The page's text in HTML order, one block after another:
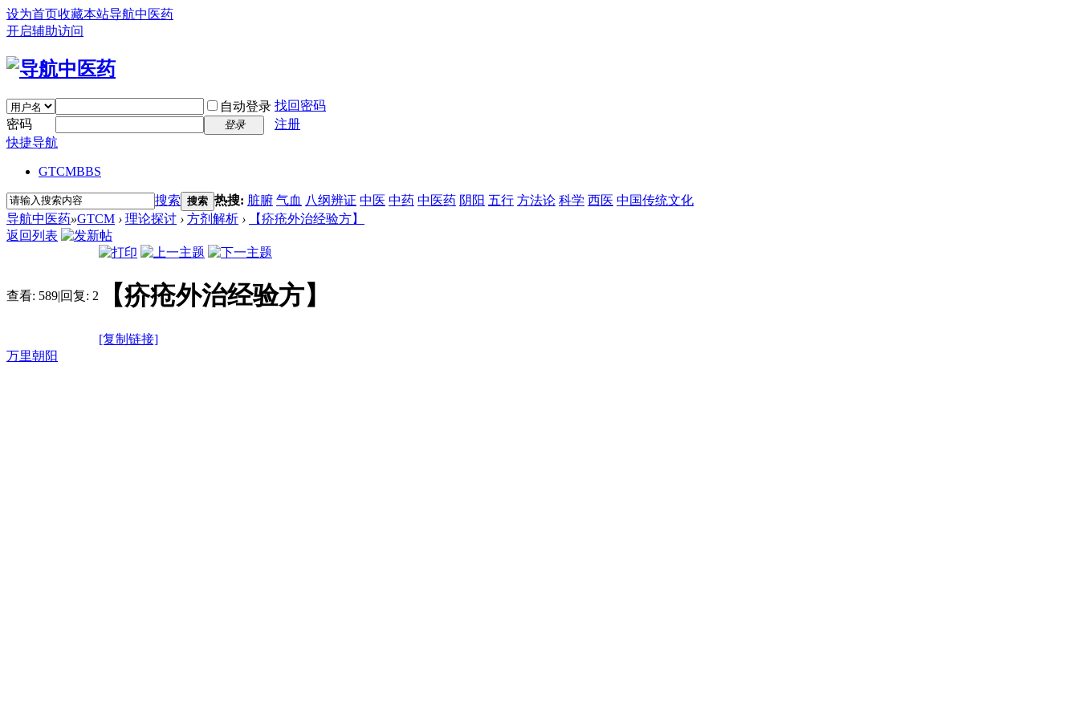
设为首页收藏本站导航中医药
开启辅助访问
自动登录 找回密码
密码
登录
注册
快捷导航
GTCMBBS
搜索 搜索 热搜: 脏腑 气血 八纲辨证 中医 中药 中医药 阴阳 五行 方法论 科学 西医 中国传统文化
导航中医药»GTCM › 理论探讨 › 方剂解析 ›
【疥疮外治经验方】
返回列表
查看: 589|回复: 2 【疥疮外治经验方】
[复制链接]
万里朝阳